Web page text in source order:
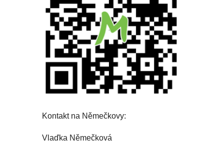
Kontakt na Němečkovy:
Vlaďka Němečková